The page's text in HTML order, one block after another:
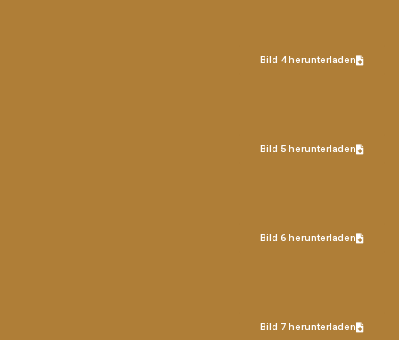
Bild 4 herunterladen
Bild 5 herunterladen
Bild 6 herunterladen
Bild 7 herunterladen